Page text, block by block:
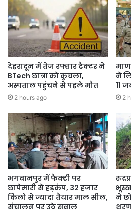
देहरादून में तेज रफ्तार ट्रैक्टर ने
BTech छात्रा को कुचला,
अस्पताल पहुंचने से पहले मौत
2 hours ago
ने
11
2
भगवानपुर में फैक्ट्री पर
छापेमारी से हड़कंप, 32 हजार
किलो से ज्यादा तैयार माल सील,
ने